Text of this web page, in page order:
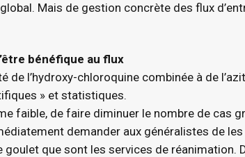
Mais de gestion concrète des flux
bénéfique au flux
de l’hydroxy-chloroquine combinée à de
» et statistiques.
faible, de faire diminuer le nombre de cas
demander aux généralistes de
que sont les services de réanimation.